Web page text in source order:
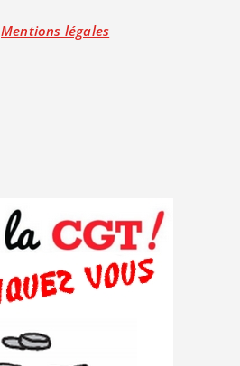
Mentions légales